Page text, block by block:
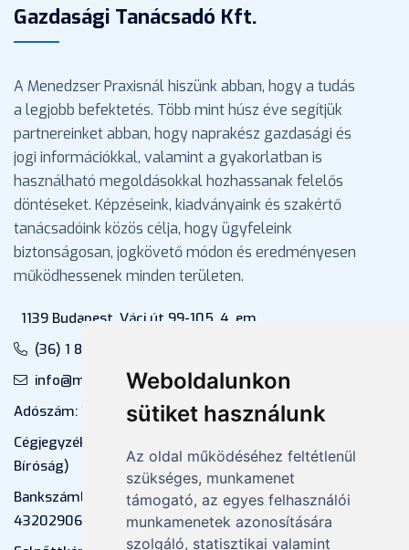
Weboldalunkon
sütiket használunk
Az oldal működéséhez feltétlenül
szükséges, munkamenet
támogató, az egyes felhasználói
munkamenetek azonosítására
szolgáló, statisztikai valamint
Gazdasági Tanácsadó Kft.
A Menedzser Praxisnál hiszünk abban, hogy a tudás
a legjobb befektetés. Több mint húsz éve segítjük
partnereinket abban, hogy naprakész gazdasági és
jogi információkkal, valamint a gyakorlatban is
használható megoldásokkal hozhassanak felelős
döntéseket. Képzéseink, kiadványaink és szakértő
tanácsadóink közös célja, hogy ügyfeleink
biztonságosan, jogkövető módon és eredményesen
működhessenek minden területen.
1139 Budapest, Váci út 99-105. 4. em.
(36) 1 880 76 00
info@mprx.hu
Adószám: 13598145-2-41
Cégjegyzékszám: 01-09-883770 (Fővárosi
Bíróság)
Bankszámlaszám: CIB Bank, 10700581-
43202906-51100005